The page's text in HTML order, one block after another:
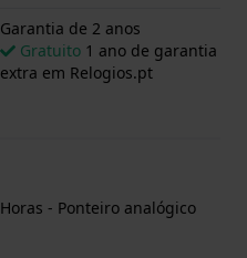
Garantia de 2 anos
Gratuito 1 ano de garantia
extra em Relogios.pt
Horas - Ponteiro analógico